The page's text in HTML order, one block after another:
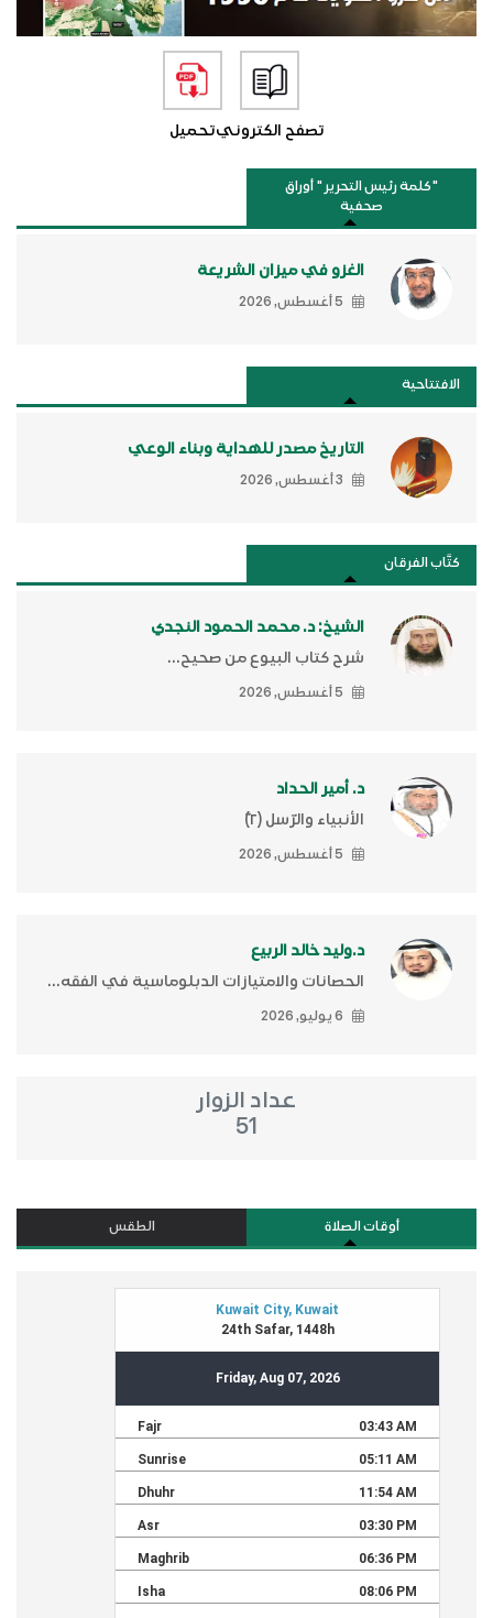
تصفح الكترونيتحميل
"كلمة رئيس التحرير " أوراق
صحفية
الغزو في ميزان الشريعة
5 أغسطس, 2026
الافتتاحية
التاريخ مصدر للهداية وبناء الوعي
3 أغسطس, 2026
كتَّاب الفرقان
الشيخ: د. محمد الحمود النجدي
شرح كتاب البيوع من صحيح...
5 أغسطس, 2026
د. أمير الحداد
الأنبياء والرّسل (٢)ّ
5 أغسطس, 2026
د.وليد خالد الربيع
الحصانات والامتيازات الدبلوماسية في الفقه...
6 يوليو, 2026
عداد الزوار
51
أوقات الصلاة الطقس